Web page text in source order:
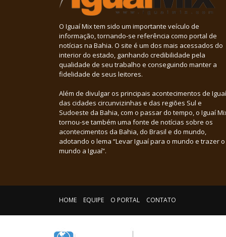
O Iguaí Mix tem sido um importante veículo de
informação, tornando-se referência como portal de
notícias na Bahia. O site é um dos mais acessados do
interior do estado, ganhando credibilidade pela
qualidade de seu trabalho e conseguindo manter a
fidelidade de seus leitores.
Além de divulgar os principais acontecimentos de
das cidades circunvizinhas e das regiões Sul e
Sudoeste da Bahia, com o passar do tempo, o Iguaí
tornou-se também uma fonte de notícias sobre os
acontecimentos da Bahia, do Brasil e do mundo,
adotando o lema “Levar Iguaí para o mundo e trazer o
mundo a Iguaí”.
HOME EQUIPE O PORTAL CONTATO